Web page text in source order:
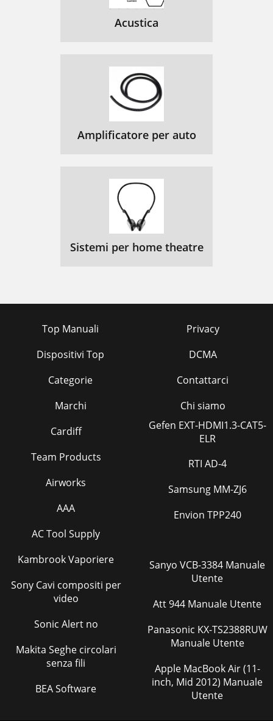
Acustica
Amplificatore per auto
Sistemi per home theatre
Top Manuali
Dispositivi Top
Categorie
Marchi
Privacy
DCMA
Contattarci
Chi siamo
Cardiff
Team Products
Airworks
AAA
AC Tool Supply
Kambrook Vaporiere
Sony Cavi compositi per
video
Sonic Alert no
Makita Seghe circolari
senza fili
BEA Software
Gefen EXT-HDMI1.3-CAT5-
ELR
RTI AD-4
Samsung MM-ZJ6
Envion TPP240
Sanyo VCB-3384 Manuale
Utente
Att 944 Manuale Utente
Panasonic KX-TS2388RUW
Manuale Utente
Apple MacBook Air (11-
inch, Mid 2012) Manuale
Utente